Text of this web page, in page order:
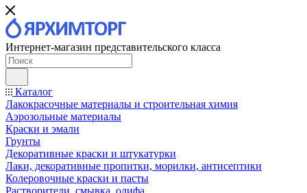
Интернет-магазин представительского класса
Каталог
Лакокрасочные материалы и строительная химия
Аэрозольные материалы
Краски и эмали
Грунты
Декоративные краски и штукатурки
Лаки, декоративные пропитки, морилки, антисептики
Колеровочные краски и пасты
Растворители, смывка, олифа